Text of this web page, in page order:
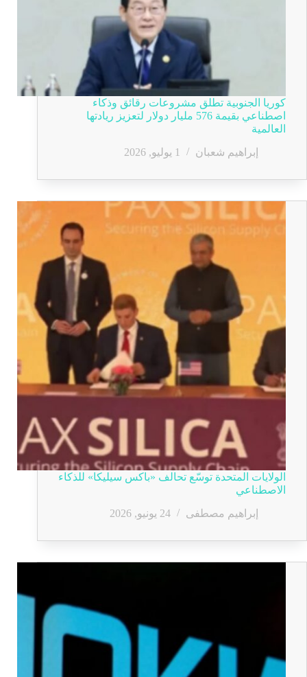
كوريا الجنوبية تطلق مشروعات رقائق وذكاء
اصطناعي بقيمة 576 مليار دولار لتعزيز ريادتها
العالمية
إبراهيم شعبان
1 يوليو, 2026
الولايات المتحدة توسّع تحالف «باكس سيليكا» للذكاء
الاصطناعي
إبراهيم مصطفى
24 يونيو, 2026